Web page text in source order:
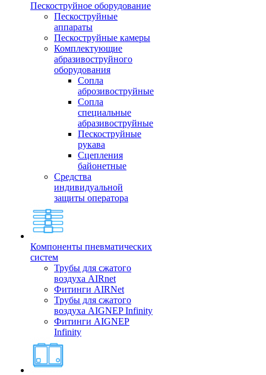
Пескоструйное оборудование
Пескоструйные
аппараты
Пескоструйные камеры
Комплектующие
абразивоструйного
оборудования
Сопла
аброзивоструйные
Сопла
специальные
абразивоструйные
Пескоструйные
рукава
Сцепления
байонетные
Средства
индивидуальной
защиты оператора
Компоненты пневматических
систем
Трубы для сжатого
воздуха AIRnet
Фитинги AIRNet
Трубы для сжатого
воздуха AIGNEP Infinity
Фитинги AIGNEP
Infinity